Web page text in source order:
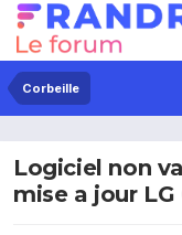
Corbeille
Logiciel non
mise a jour LG